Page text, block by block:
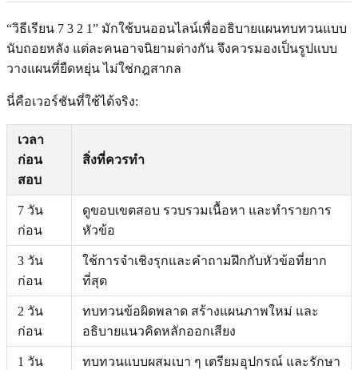
“วิธีเรียน 7 3 2 1” มักใช้บนออนไลน์เพื่ออธิบายแผนทบทวนแบบ
นับถอยหลัง แต่ละคนอาจนิยามต่างกัน จึงควรมองเป็นรูปแบบ
วางแผนที่ยืดหยุ่น ไม่ใช่กฎสากล
นี่คือเวอร์ชันที่ใช้ได้จริง:
เวลา
ก่อน
สอบ
สิ่งที่ควรทำ
7 วัน
ก่อน
ดูขอบเขตสอบ รวบรวมเนื้อหา และทำรายการ
หัวข้อ
3 วัน
ก่อน
ใช้การจำเชิงรุกและคำถามฝึกกับหัวข้อที่ยาก
ที่สุด
2 วัน
ก่อน
ทบทวนข้อผิดพลาด สร้างแผนภาพใหม่ และ
อธิบายแนวคิดหลักออกเสียง
1 วัน
ทบทวนแบบผสมเบา ๆ เตรียมอุปกรณ์ และรักษา